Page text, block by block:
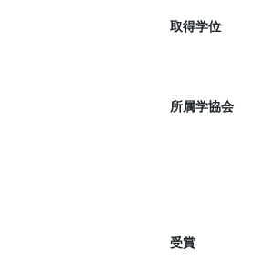
取得学位
所属学協会
受賞